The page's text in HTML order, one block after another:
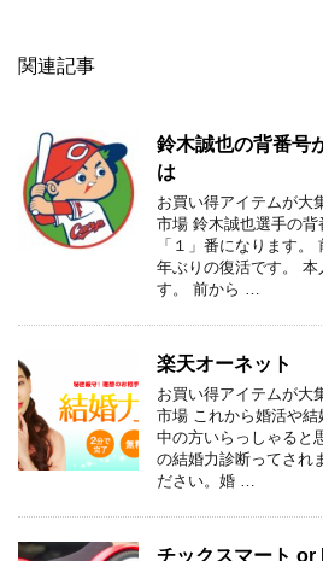
関連記事
鈴木誠也の背番号
は
お買い得アイテムが大
市場 鈴木誠也選手の背
「１」番になります
年ぶりの復活です。
す。 前から …
楽天オーネット
お買い得アイテムが大
市場 これから婚活や
中の方いらっしゃると
の結婚力診断ってされ
ださい。婚 …
チックスマート or